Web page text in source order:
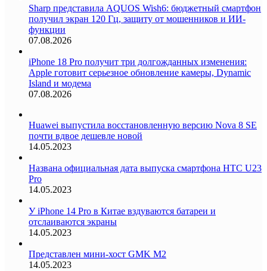
Sharp представила AQUOS Wish6: бюджетный смартфон
получил экран 120 Гц, защиту от мошенников и ИИ-
функции
07.08.2026
iPhone 18 Pro получит три долгожданных изменения:
Apple готовит серьезное обновление камеры, Dynamic
Island и модема
07.08.2026
Huawei выпустила восстановленную версию Nova 8 SE
почти вдвое дешевле новой
14.05.2023
Названа официальная дата выпуска смартфона HTC U23
Pro
14.05.2023
У iPhone 14 Pro в Китае вздуваются батареи и
отслаиваются экраны
14.05.2023
Представлен мини-хост GMK M2
14.05.2023